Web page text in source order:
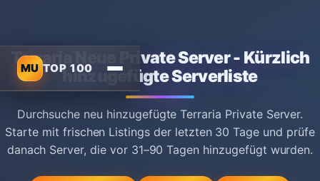
MU TOP 100
Terraria Neue Private Server - Kürzlich
hinzugefügte Serverliste
Durchsuche neu hinzugefügte Terraria Private Server.
Starte mit frischen Listings der letzten 30 Tage und prüfe
danach Server, die vor 31–90 Tagen hinzugefügt wurden.